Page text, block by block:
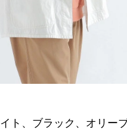
ト、ブラック、オリー